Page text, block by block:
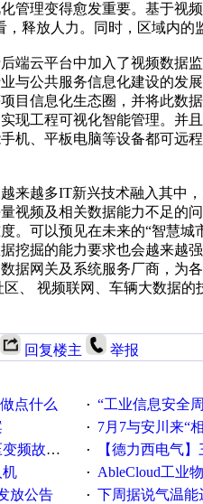
管理变得愈发重要。基于视
，释放人力。同时，区域内
端云平台中加入了视频数据
与公共服务信息化建设的发
目信息化生态圈，并将此数
现工程可视化智能管理。并
机、平板电脑等设备都可远
来越多IT新兴技术融入其中
视频及相关数据能力不足的
。可以预见在未来的“智慧
挖掘的能力要求也会越来越
据网关及系统服务厂商，为
、 视频联网、车辆大数据
回复楼主 举报
点什么 · “工业信息安全周之我见”
· 7月7与安川来“
样解决的！ · 【德力西电气】三
机 · AbleCloud工业物联
放公告 · 下周据说气温能